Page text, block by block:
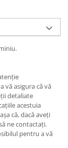
vă asigura că vă
detaliate
acestuia
că, dacă aveți
ne contactați.
pentru a vă